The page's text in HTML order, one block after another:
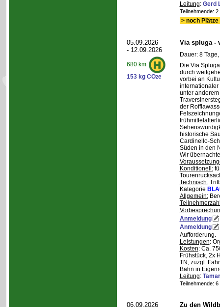
Leitung: Gerd
Teilnehmende:
> noch
05.09.2026
- 12.09.2026
680 km
153 kg CO2e
Via spluga -
Dauer: 8
Die Via
durch
vorbei an
internationaler
unter
der
historische
Cardinello-
Süden in den
Wir
Konditionell:
Technisch:
Kategorie
Allgemein:
Anmeldung
Anmeldung
Aufforderung.
Leistungen:
Kosten: Ca.
Frühstück, 2x
TN, zuzgl.
Bahn in
Leitung:
Teilnehmende:
06.09.2026 Zu den